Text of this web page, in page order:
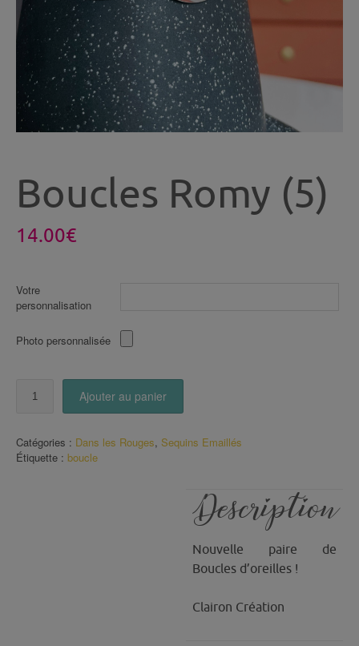
Boucles Romy (5)
14.00€
Votre
personnalisation
Photo personnalisée
(5)
Ajouter au panier
Catégories : Dans les Rouges, Sequins Emaillés
Étiquette : boucle
Description
Nouvelle paire de
Boucles d’oreilles !
Clairon Création